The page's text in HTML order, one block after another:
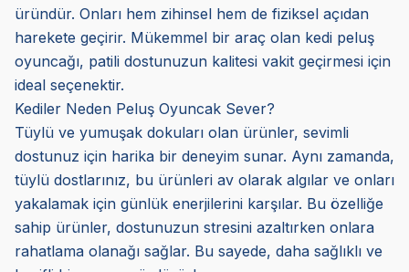
üründür. Onları hem zihinsel hem de fiziksel açıdan
harekete geçirir. Mükemmel bir araç olan kedi peluş
oyuncağı, patili dostunuzun kalitesi vakit geçirmesi için
ideal seçenektir.
Kediler Neden Peluş Oyuncak Sever?
Tüylü ve yumuşak dokuları olan ürünler, sevimli
dostunuz için harika bir deneyim sunar. Aynı zamanda,
tüylü dostlarınız, bu ürünleri av olarak algılar ve onları
yakalamak için günlük enerjilerini karşılar. Bu özelliğe
sahip ürünler, dostunuzun stresini azaltırken onlara
rahatlama olanağı sağlar. Bu sayede, daha sağlıklı ve